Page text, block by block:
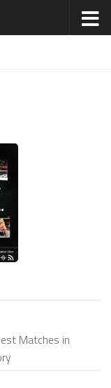
Matches in